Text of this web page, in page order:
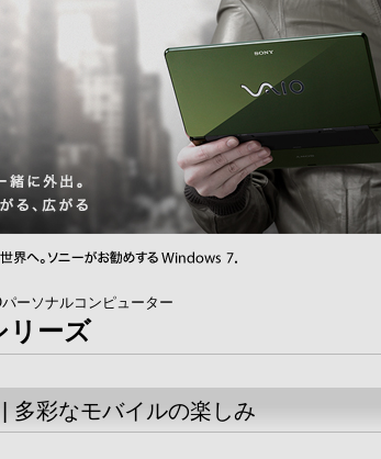
ーソナルコンピューター
リーズ
多彩なモバイルの楽しみ